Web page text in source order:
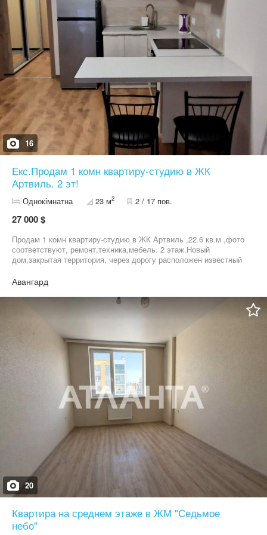
школа (+ школьный автобус в две школы рядом), четыре
супермаркет (ТаврияВ и Копейка), магазины, кофейни, салоны,
детские студии, минирынок - есть все чтобы обеспечить семью
и накрыть стол для дорогих гостей. Цена 30 тыс.уе Звоните ,
это достойное предложение для жизни вашей семье
16
Екс.Продам 1 комн квартиру-студию в ЖК
Артвиль. 2 эт!
Однокімнатна 23 м2 2 / 17 пов.
27 000 $
Продам 1 комн квартиру-студию в ЖК Артвиль ,22.6 кв.м ,фото
соответствуют, ремонт,техника,мебель. 2 этаж.Новый
дом,закрытая территория, через дорогу расположен известный
Авангард
20
Квартира на среднем этаже в ЖМ "Седьмое
небо"